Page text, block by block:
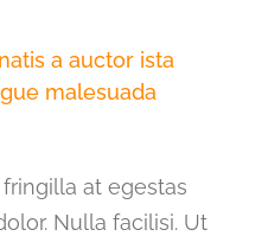
a auctor ista
malesuada
at egestas
Nulla facilisi. Ut